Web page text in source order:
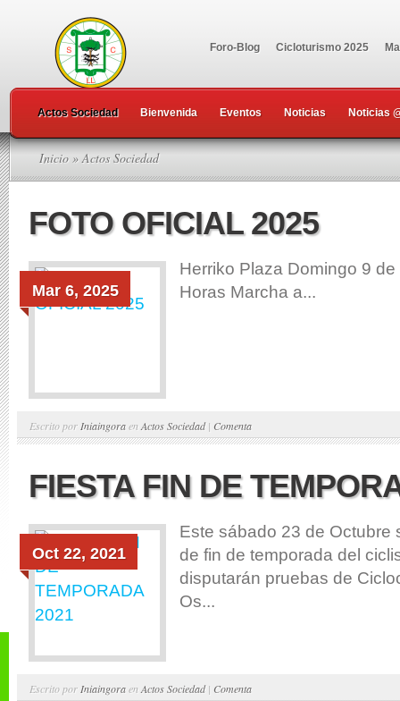
Foro-Blog Cicloturismo 2025
Actos Sociedad Bienvenida Eventos Noticias Noticias
Inicio » Actos Sociedad
FOTO OFICIAL 2025
Mar 6, 2025
Herriko Plaza Domingo 9
Horas Marcha a...
Escrito por Iniaingoraen Actos Sociedad| Comenta
FIESTA FIN DE
Oct 22, 2021
Este sábado 23 de Octubre
de fin de temporada del
disputarán pruebas de
Os...
Escrito por Iniaingoraen Actos Sociedad| Comenta